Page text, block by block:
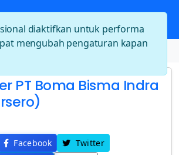
Boma Bisma Indra (Persero)
PT Boma Bisma Indra
Facebook
Twitter
diaktifkan untuk performa
mengubah pengaturan kapan